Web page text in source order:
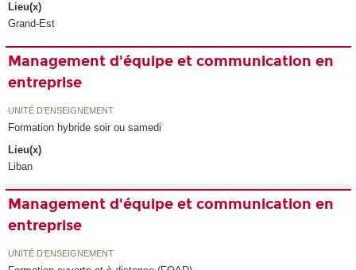
Lieu(x)
Grand-Est
Management d'équipe et communication en
entreprise
UNITÉ D’ENSEIGNEMENT
Formation hybride soir ou samedi
Lieu(x)
Liban
Management d'équipe et communication en
entreprise
UNITÉ D’ENSEIGNEMENT